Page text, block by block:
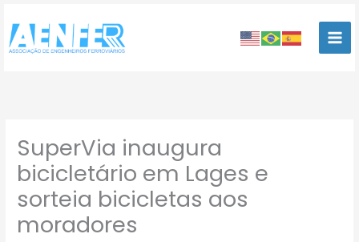
para
conteúdo
SuperVia inaugura
bicicletário em Lages e
sorteia bicicletas aos
moradores